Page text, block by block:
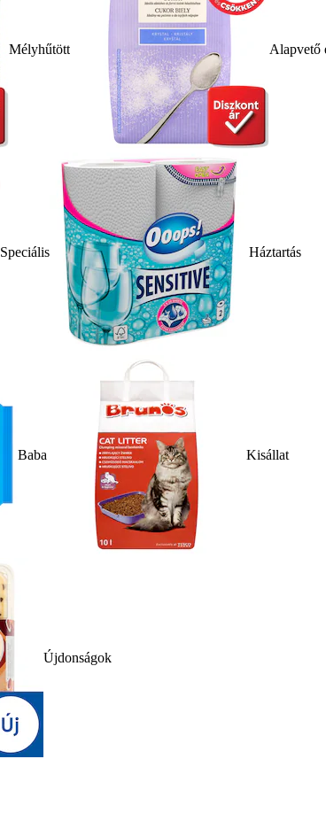
Mélyhűtött Alapvető
Speciális Háztartás
Baba Kisállat
Újdonságok